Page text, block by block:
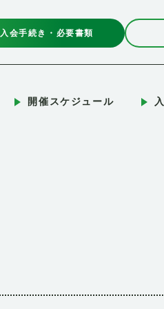
入会手続き・必要書類
開催スケジュール